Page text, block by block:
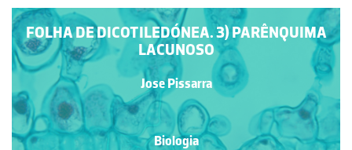
FOLHA DE DICOTILEDÓNEA. 3) PARÊNQUIMA
LACUNOSO
Jose Pissarra
Biologia